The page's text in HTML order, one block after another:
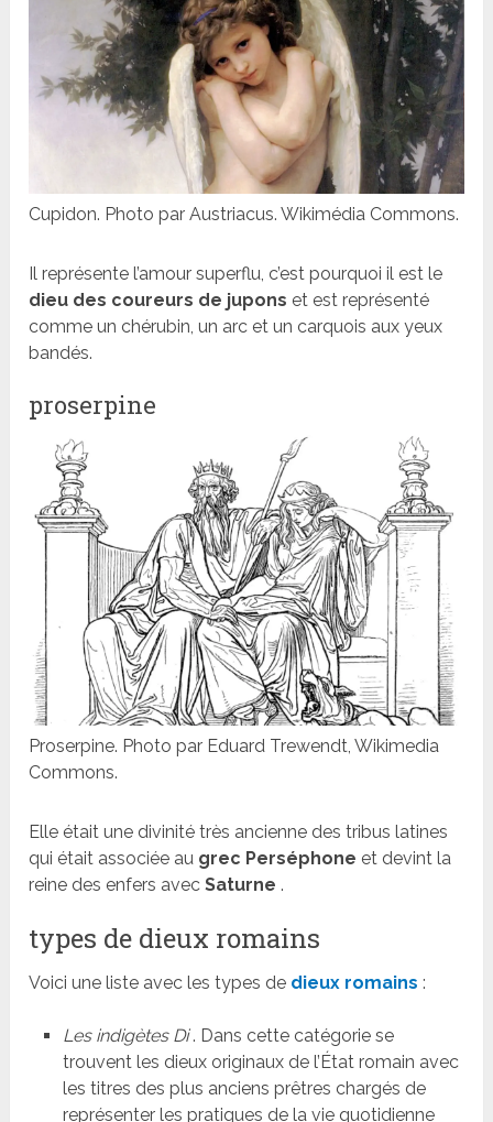
Cupidon. Photo par Austriacus. Wikimédia Commons.
Il représente l’amour superflu, c’est pourquoi il est le
dieu des coureurs de jupons et est représenté
comme un chérubin, un arc et un carquois aux yeux
bandés.
proserpine
Proserpine. Photo par Eduard Trewendt, Wikimedia
Commons.
Elle était une divinité très ancienne des tribus latines
qui était associée au grec Perséphone et devint la
reine des enfers avecSaturne .
types de dieux romains
Voici une liste avec les types de dieux romains :
Les indigètes Di. Dans cette catégorie se
trouvent les dieux originaux de l’État romain avec
les titres des plus anciens prêtres chargés de
représenter les pratiques de la vie quotidienne